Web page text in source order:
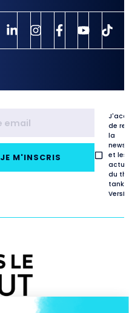
JE M'INSCRIS
de
la
et les
du
tank